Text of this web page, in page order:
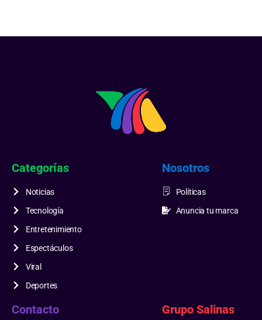
Categorías
Noticias
Tecnología
Entretenimiento
Espectáculos
Viral
Deportes
Nosotros
Políticas
Anuncia tu marca
Contacto Grupo Salinas